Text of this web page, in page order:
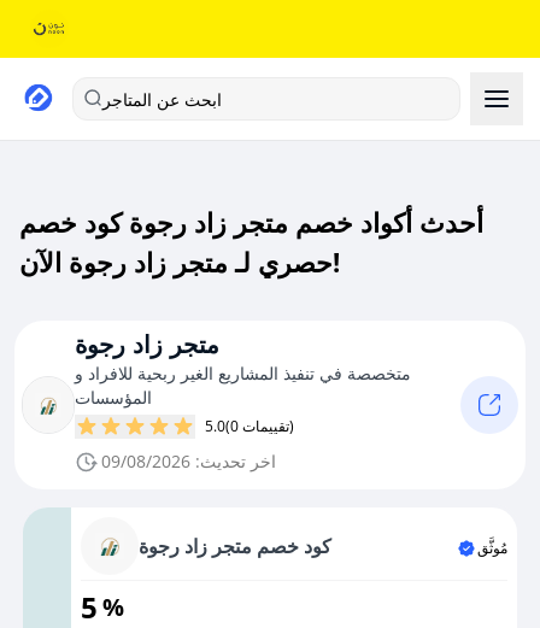
ابحث عن المتاجر
أحدث أكواد خصم متجر زاد رجوة كود خصم
حصري لـ متجر زاد رجوة الآن!
متجر زاد رجوة
متخصصة في تنفيذ المشاريع الغير ربحية للافراد و
المؤسسات
5.0 (0 تقييمات)
اخر تحديث: 09/08/2026
كود خصم متجر زاد رجوة مُوثَّق
5%